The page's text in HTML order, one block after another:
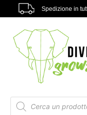
Spedizione in